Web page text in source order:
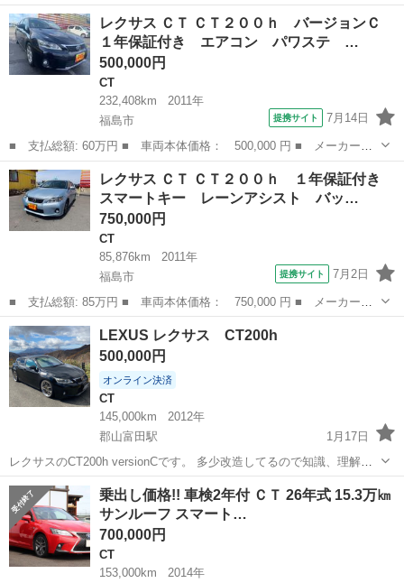
ー名： レクサス ■ 車種名： ＣＴ ■ グレード名： ＣＴ２００
ｈ バージョンＣ 禁煙車 シートヒーター 純正ナビ フルセグＴ
Ｖ ドラ...
福島 福島市 CT
レクサス ＣＴ ＣＴ２００ｈ バージョンＣ
１年保証付き エアコン パワステ …
500,000円
CT
232,408km
2011年
福島市
提携サイト 7月14日
■ 支払総額: 60万円 ■ 車両本体価格： 500,000 円 ■ メーカー
名： レクサス ■ 車種名： ＣＴ ■ グレード名： ＣＴ２００
ｈ バージョンＣ １年保証付き エアコン パワステ 盗難防止装
置 オートクルーズ...
福島 福島市 CT
レクサス ＣＴ ＣＴ２００ｈ １年保証付き
スマートキー レーンアシスト バッ…
750,000円
CT
85,876km
2011年
福島市
提携サイト 7月2日
■ 支払総額: 85万円 ■ 車両本体価格： 750,000 円 ■ メーカー
名： レクサス ■ 車種名： ＣＴ ■ グレード名： ＣＴ２００
ｈ １年保証付き スマートキー レーンアシスト バックカメラ
ドライブレコーダー...
福島 福島市
LEXUS レクサス CT200h
500,000円
オンライン決済
CT
145,000km
2012年
郡山富田駅
1月17日
レクサスのCT200h versionCです。 多少改造してるので知識、理解、
興味のある方のみお願いいたします！ 必ず現車確認をお願いいたしま
す。 改造点 カラー···ブラック ボディタイプ···コンパクトカー 燃料タ
イ...
福島 郡山市 郡山富田駅 CT CT200h
乗出し価格!! 車検2年付 ＣＴ 26年式 15.3万㎞
サンルーフ スマート…
700,000円
CT
153,000km
2014年